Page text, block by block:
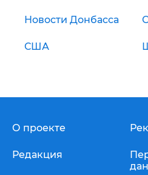
Новости Донбасса
США
О проекте
Редакция